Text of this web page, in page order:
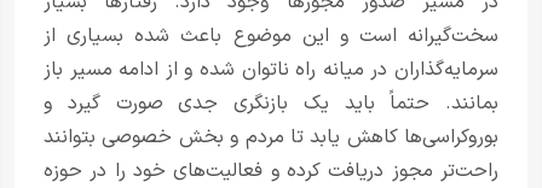
سخت‌گیرانه است و این موضوع باعث شده بسیاری از
سرمایه‌گذاران در میانه راه ناتوان شده و از ادامه مسیر باز
بمانند. حتماً باید یک بازنگری جدی صورت گیرد و
بوروکراسی‌ها کاهش یابد تا مردم و بخش خصوصی بتوانند
راحت‌تر مجوز دریافت کرده و فعالیت‌های خود را در حوزه